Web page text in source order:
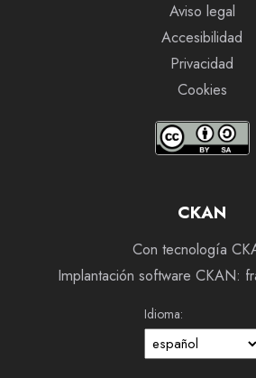
Aviso legal
Accesibilidad
Privacidad
Cookies
CKAN
Con tecnología
Implantación software CKAN:
Idioma